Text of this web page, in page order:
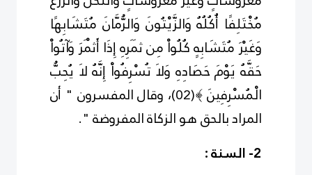
مُخْتَلِفًا أُكُلُهُ وَالزَّيْتُونَ وَالرُّمَّانَ مُتَشَابِهًا
وَغَيْرَ مُتَشَابِهٍ كُلُواْ مِن ثَمَرِهِ إِذَا أَثْمَرَ وَآتُواْ
حَقَّهُ يَوْمَ حَصَادِهِ وَلاَ تُسْرِفُواْ إِنَّهُ لاَ يُحِبُّ
الْمُسْرِفِينَ ﴾(
02
)، وقال المفسرون " أن
المراد بالحق هو الزكاة المفروضة ."
2- السنة
: